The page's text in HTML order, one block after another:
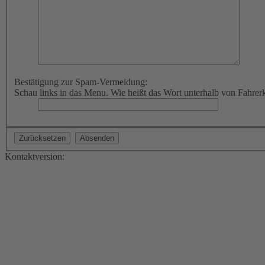
Bestätigung zur Spam-Vermeidung:
Schau links in das Menu. Wie heißt das Wort unterhalb von
Kontaktversion: